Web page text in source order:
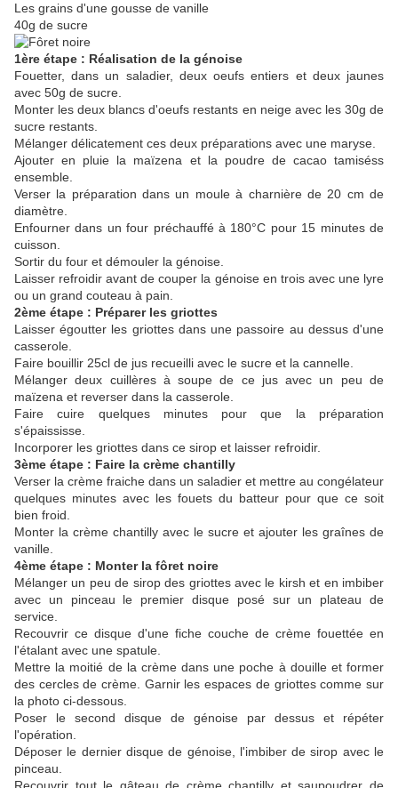
Les grains d'une gousse de vanille
40g de sucre
1ère étape : Réalisation de la génoise
Fouetter, dans un saladier, deux oeufs entiers et deux jaunes
avec 50g de sucre.
Monter les deux blancs d'oeufs restants en neige avec les 30g de
sucre restants.
Mélanger délicatement ces deux préparations avec une maryse.
Ajouter en pluie la maïzena et la poudre de cacao tamiséss
ensemble.
Verser la préparation dans un moule à charnière de 20 cm de
diamètre.
Enfourner dans un four préchauffé à 180°C pour 15 minutes de
cuisson.
Sortir du four et démouler la génoise.
Laisser refroidir avant de couper la génoise en trois avec une lyre
ou un grand couteau à pain.
2ème étape : Préparer les griottes
Laisser égoutter les griottes dans une passoire au dessus d'une
casserole.
Faire bouillir 25cl de jus recueilli avec le sucre et la cannelle.
Mélanger deux cuillères à soupe de ce jus avec un peu de
maïzena et reverser dans la casserole.
Faire cuire quelques minutes pour que la préparation
s'épaississe.
Incorporer les griottes dans ce sirop et laisser refroidir.
3ème étape : Faire la crème chantilly
Verser la crème fraiche dans un saladier et mettre au congélateur
quelques minutes avec les fouets du batteur pour que ce soit
bien froid.
Monter la crème chantilly avec le sucre et ajouter les graînes de
vanille.
4ème étape : Monter la fôret noire
Mélanger un peu de sirop des griottes avec le kirsh et en imbiber
avec un pinceau le premier disque posé sur un plateau de
service.
Recouvrir ce disque d'une fiche couche de crème fouettée en
l'étalant avec une spatule.
Mettre la moitié de la crème dans une poche à douille et former
des cercles de crème. Garnir les espaces de griottes comme sur
la photo ci-dessous.
Poser le second disque de génoise par dessus et répéter
l'opération.
Déposer le dernier disque de génoise, l'imbiber de sirop avec le
pinceau.